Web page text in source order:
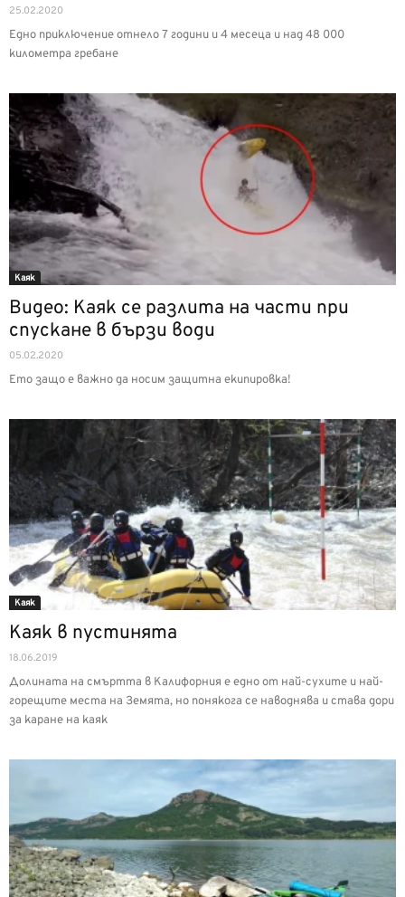
25.02.2020
Едно приключение отнело 7 години и 4 месеца и над 48 000
километра гребане
Каяк
Видео: Каяк се разлита на части при
спускане в бързи води
05.02.2020
Ето защо е важно да носим защитна екипировка!
Каяк
Каяк в пустинята
18.06.2019
Долината на смъртта в Калифорния е едно от най-сухите и най-
горещите места на Земята, но понякога се наводнява и става дори
за каране на каяк